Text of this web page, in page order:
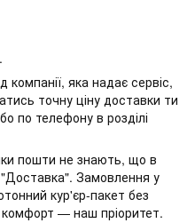
компанії, яка надає сервіс,
точну ціну доставки ти
по телефону в розділі
пошти не знають, що в
Замовлення у
кур'єр-пакет без
комфорт — наш пріоритет.